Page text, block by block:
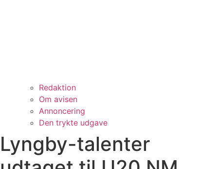
Redaktion
Om avisen
Annoncering
Den trykte udgave
Lyngby-talenter